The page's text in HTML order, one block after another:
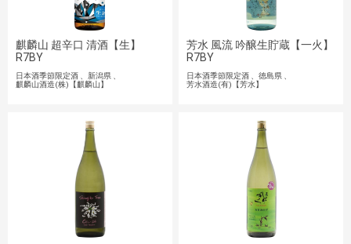
麒麟山 超辛口 清酒【生】
R7BY
日本酒季節限定酒
新潟県
麒麟山酒造(株)【麒麟山】
芳水 風流 吟醸生貯蔵【一火】
R7BY
日本酒季節限定酒
徳島県
芳水酒造(有)【芳水】